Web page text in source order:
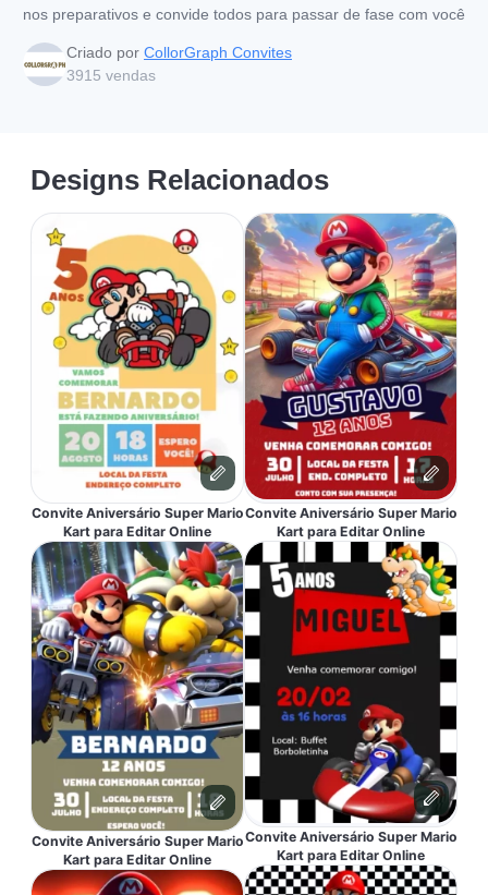
nos preparativos e convide todos para passar de fase com você
Criado por CollorGraph Convites
3915 vendas
Designs Relacionados
Convite Aniversário Super Mario
Kart para Editar Online
Convite Aniversário Super Mario
Kart para Editar Online
Convite Aniversário Super Mario
Kart para Editar Online
Convite Aniversário Super Mario
Kart para Editar Online